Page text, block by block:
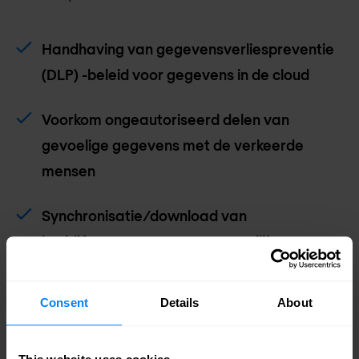
Consent Details About
Handhaving van gegevensverliespreventie
(DLP) -beleid voor gegevens in de cloud
Voorkom ongeautoriseerd delen van
gevoelige gegevens met de verkeerde
mensen
Synchronisatie/download van
bedrijfsgegevens naar persoonlijke
Gecompromitteerde accounts,